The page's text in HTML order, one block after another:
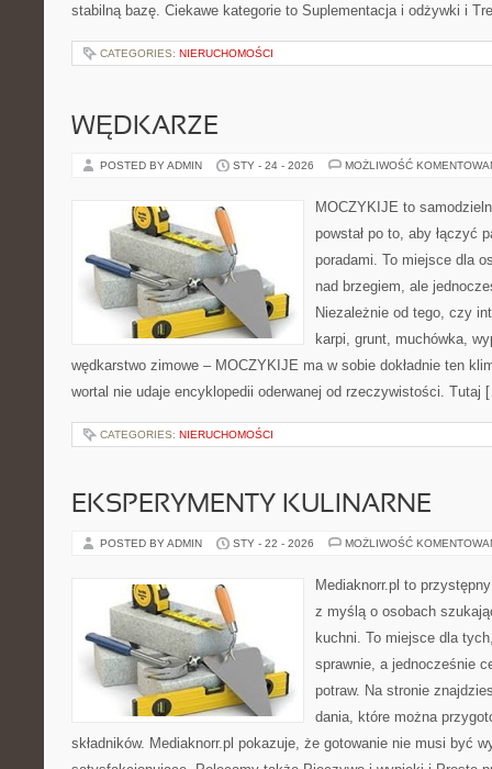
stabilną bazę. Ciekawe kategorie to Suplementacja i odżywki i
CATEGORIES: NIERUCHOMOŚCI
WĘDKARZE
POSTED BY ADMIN STY - 24 - 2026 MOŻLIWOŚĆ
MOCZYKIJE to
powstał po to, aby łączyć
poradami. To miejsce dla
nad brzegiem, ale
Niezależnie od tego, czy
karpi, grunt, muchówka,
wędkarstwo zimowe – MOCZYKIJE ma w sobie dokładnie ten
wortal nie udaje encyklopedii oderwanej od rzeczywistości. Tutaj
CATEGORIES: NIERUCHOMOŚCI
EKSPERYMENTY KULINARNE
POSTED BY ADMIN STY - 22 - 2026 MOŻLIWOŚĆ
Mediaknorr.pl to
z myślą o osobach
kuchni. To miejsce dla
sprawnie, a jednocześnie
potraw. Na stronie
dania, które można
składników. Mediaknorr.pl pokazuje, że gotowanie nie musi być